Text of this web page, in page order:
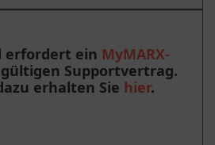
erfordert ein MyMARX-
Supportvertrag.
erhalten Sie hier.